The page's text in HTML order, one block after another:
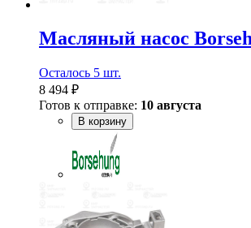
Масляный насос
Осталось 5 шт.
8 494 ₽
Готов к отправке: 10 августа
В корзину